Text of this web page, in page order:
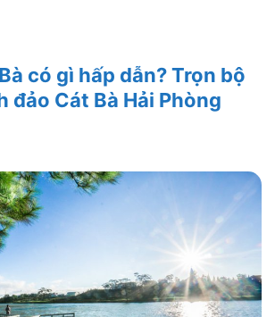
có gì hấp dẫn? Trọn bộ
đảo Cát Bà Hải Phòng